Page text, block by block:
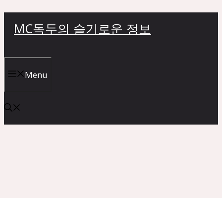
너
뛰
기
MC독두의 슬기로운 정보
Menu